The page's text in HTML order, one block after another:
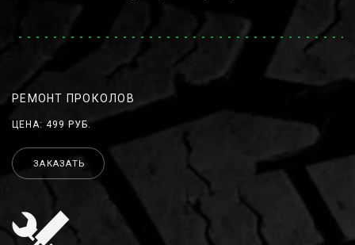
РЕМОНТ ПРОКОЛОВ
ЦЕНА: 499 РУБ.
ЗАКАЗАТЬ